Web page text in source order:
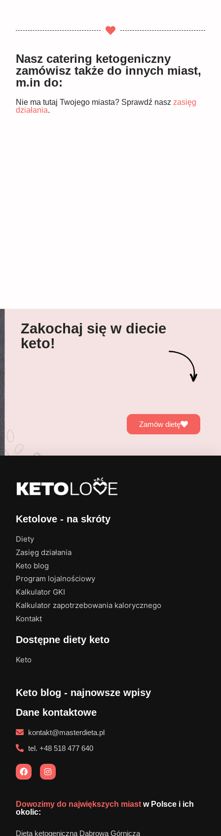
Nasz catering ketogeniczny
zamówisz także do innych miast,
m.in do:
Nie ma tutaj Twojego miasta? Sprawdź nasz zasięg
działania.
Zakochaj się w diecie
keto!
Zamów dietę
Ketolove - na skróty
Diety
Zasięg działania
Keto blog
Program lojalnościowy
Kalkulator GKI
Kalkulator zapotrzebowania kalorycznego
Kontakt
Dostępne diety keto
Keto
Keto blog - najnowsze wpisy
Dane kontaktowe
kontakt@masterdieta.pl
tel. +48 518 477 640
Dowozimy do największych miast w Polsce i ich
okolic:
Dieta ketogeniczna Dąbrowa Górnicza